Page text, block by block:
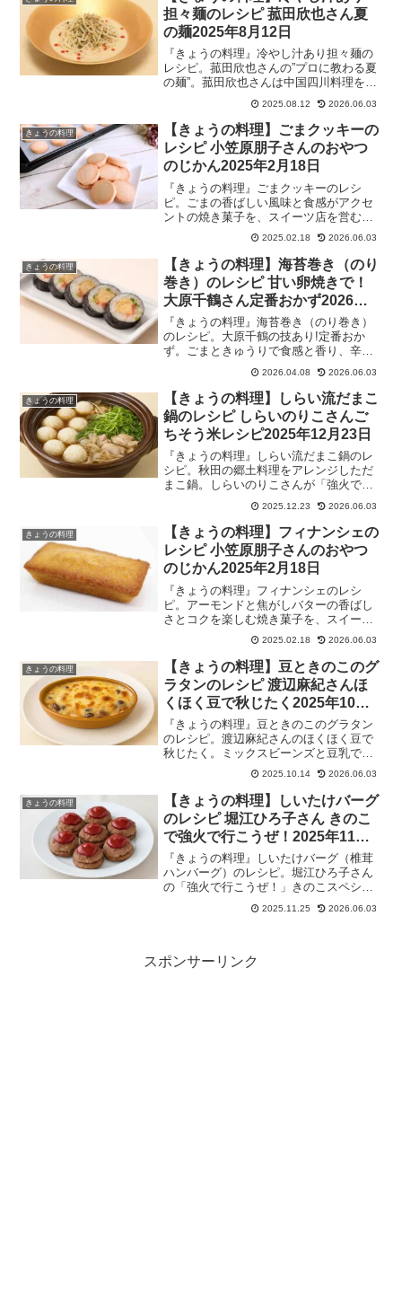
担々麺のレシピ 菰田欣也さん夏
の麺2025年8月12日
『きょうの料理』冷やし汁あり担々麺の
レシピ。菰田欣也さんの”プロに教わる夏
の麺”。菰田欣也さんは中国四川料理を提
供する完全御予約制のレストラン「4000
Chinese restaurant」オーナーシェフで
す。2025年8月12日放送。
2025.08.12 2026.06.03
きょうの料理
【きょうの料理】ごまクッキーの
レシピ 小笠原朋子さんのおやつ
のじかん2025年2月18日
『きょうの料理』ごまクッキーのレシ
ピ。ごまの香ばしい風味と食感がアクセ
ントの焼き菓子を、スイーツ店を営む小
笠原朋子さんが伝授！きび糖でコクを出
して、手作りのクッキーを作りました。
おやつのじかんの焼き菓子レシピ。
2025/02/18
2025.02.18 2026.06.03
きょうの料理
【きょうの料理】海苔巻き（のり
巻き）のレシピ 甘い卵焼きで！
大原千鶴さん定番おかず2026年4
月8日
『きょうの料理』海苔巻き（のり巻き）
のレシピ。大原千鶴の技あり!定番おか
ず。ごまときゅうりで食感と香り、辛子
明太子でうまみをプラスした海苔巻き
は、甘い卵焼きとの相性抜群！「だし巻
き卵ｖｓ甘い卵焼き」の作り方のポイン
ト伝授。2026年4月8日
2026.04.08 2026.06.03
きょうの料理
【きょうの料理】しらい流だまこ
鍋のレシピ しらいのりこさんご
ちそう米レシピ2025年12月23日
『きょうの料理』しらい流だまこ鍋のレ
シピ。秋田の郷土料理をアレンジしただ
まこ鍋。しらいのりこさんが「強火で行
こうぜ!」シリーズで、年末のごちそうに
ぴったりの、あったかい米料理のレシピ
を披露！2025年12月23日
2025.12.23 2026.06.03
きょうの料理
【きょうの料理】フィナンシェの
レシピ 小笠原朋子さんのおやつ
のじかん2025年2月18日
『きょうの料理』フィナンシェのレシ
ピ。アーモンドと焦がしバターの香ばし
さとコクを楽しむ焼き菓子を、スイーツ
店を営む小笠原朋子さんが伝授！お店で
一番人気の看板スイーツだそうです！お
やつのじかんの焼き菓子レシピ。
2025/02/18
2025.02.18 2026.06.03
きょうの料理
【きょうの料理】豆ときのこのグ
ラタンのレシピ 渡辺麻紀さんほ
くほく豆で秋じたく2025年10月
14日
『きょうの料理』豆ときのこのグラタン
のレシピ。渡辺麻紀さんのほくほく豆で
秋じたく。ミックスビーンズと豆乳で作
る、時短グラタン。ヨーロッパの伝統料
理や郷土料理を学んだ経験を生かした豆
料理を伝授。2025年10月14日放送。
2025.10.14 2026.06.03
きょうの料理
【きょうの料理】しいたけバーグ
のレシピ 堀江ひろ子さん きのこ
で強火で行こうぜ！2025年11月
25日
『きょうの料理』しいたけバーグ（椎茸
ハンバーグ）のレシピ。堀江ひろ子さん
の「強火で行こうぜ！」きのこスペシャ
ル。しいたけを丸ごと使った椎茸のハン
バーグは、椎茸の軸を肉ダネに混ぜると
2025.11.25 2026.06.03
スポンサーリンク